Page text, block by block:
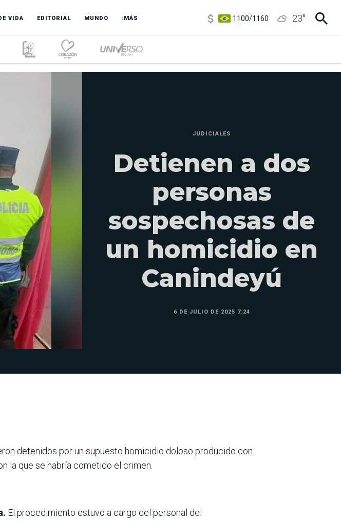
VIDA EDITORIAL MUNDO :MÁS
3,8/4
23°
JUDICIALES
Detienen a dos
personas
sospechosas de
un homicidio en
Canindeyú
6 DE JULIO DE 2025 7:24
detenidos por un supuesto homicidio doloso producido con
la que se habría cometido el crimen.
El procedimiento estuvo a cargo del personal del